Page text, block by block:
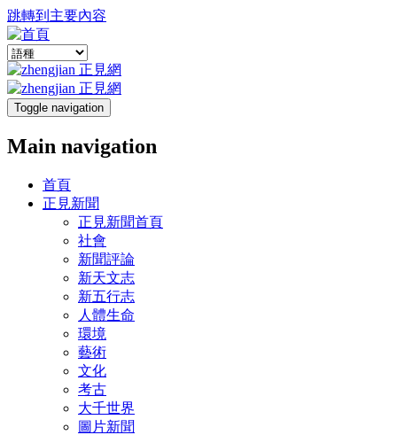
跳轉到主要內容
Toggle navigation
Main navigation
首頁
正見新聞
正見新聞首頁
社會
新聞評論
新天文志
新五行志
人體生命
環境
藝術
文化
考古
大千世界
圖片新聞